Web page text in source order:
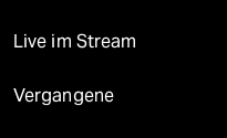
Live im Stream
Vergangene